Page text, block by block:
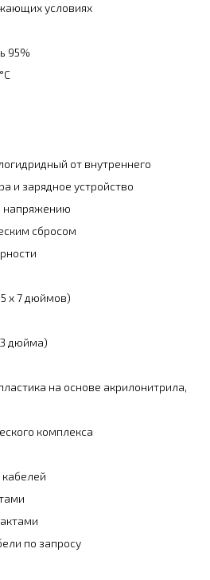
условиях
95%
от внутреннего
и зарядное устройство
напряжению
сбросом
x 7 дюймов)
3 дюйма)
на основе акрилонитрила,
комплекса
по запросу